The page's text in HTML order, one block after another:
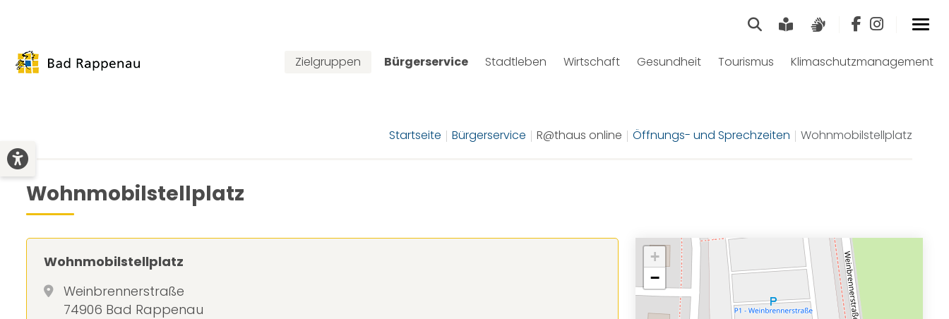
SucheLeichte Sprache
Zielgruppen Bürgerservice Stadtleben Wirtschaft Gesundheit Tourismus Klimaschutzmanagement
Startseite Bürgerservice R@thaus online Öffnungs- und Sprechzeiten Wohnmobilstellplatz
Wohnmobilstellplatz
Wohnmobilstellplatz
Weinbrennerstraße
74906 Bad Rappenau
+
−